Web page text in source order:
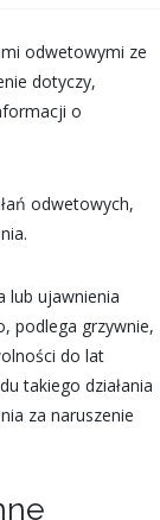
odwetowymi ze
dotyczy,
o
odwetowych,
lub ujawnienia
podlega grzywnie,
do lat
takiego działania
za naruszenie